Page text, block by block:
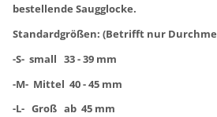
bestellende Saugglocke.
Standardgrößen: (Betrifft nur
-S- small 33 - 39 mm
-M- Mittel 40 - 45 mm
-L- Groß ab 45 mm